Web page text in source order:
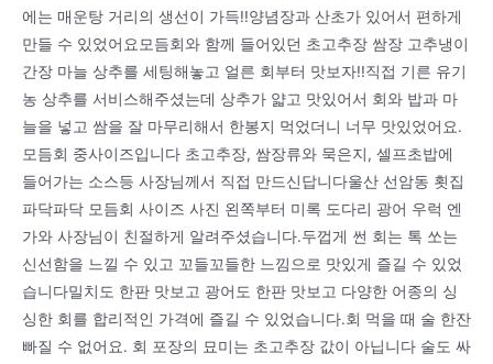
에는 매운탕 거리의 생선이 가득!!양념장과 산초가 있어서 편하게
만들 수 있었어요모듬회와 함께 들어있던 초고추장 쌈장 고추냉이
간장 마늘 상추를 세팅해놓고 얼른 회부터 맛보자!!직접 기른 유기
농 상추를 서비스해주셨는데 상추가 얇고 맛있어서 회와 밥과 마
늘을 넣고 쌈을 잘 마무리해서 한봉지 먹었더니 너무 맛있었어요.
모듬회 중사이즈입니다 초고추장, 쌈장류와 묵은지, 셀프초밥에
들어가는 소스등 사장님께서 직접 만드신답니다울산 선암동 횟집
파닥파닥 모듬회 사이즈 사진 왼쪽부터 미록 도다리 광어 우럭 엔
가와 사장님이 친절하게 알려주셨습니다.두껍게 썬 회는 톡 쏘는
신선함을 느낄 수 있고 꼬들꼬들한 느낌으로 맛있게 즐길 수 있었
습니다밀치도 한판 맛보고 광어도 한판 맛보고 다양한 어종의 싱
싱한 회를 합리적인 가격에 즐길 수 있었습니다.회 먹을 때 술 한잔
빠질 수 없어요. 회 포장의 묘미는 초고추장 값이 아닙니다 술도 싸